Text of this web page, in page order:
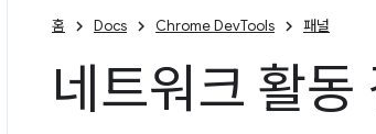
홈 Docs Chrome DevTools 패널
네트워크 활동